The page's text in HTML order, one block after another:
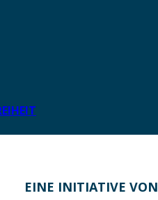
EINE INITIATIVE VON